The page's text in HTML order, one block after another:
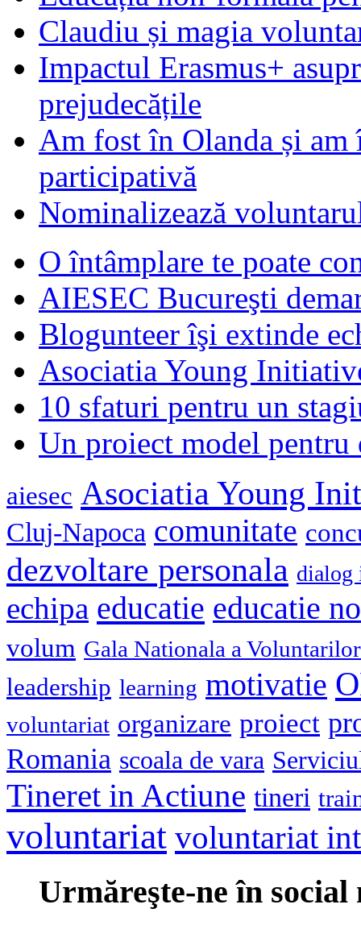
Claudiu și magia
Impactul Erasmus+
prejudecățile
Am fost în Olanda și am
participativă
Nominalizează
O întâmplare te poate
AIESEC Bucureşti
Blogunteer îşi extinde
Asociatia Young
10 sfaturi pentru un
Un proiect model
aiesec Asociatia Young
Cluj-Napoca comunitate
dezvoltare personala dialog
echipa educatie educatie
volum Gala Nationala a Voluntarilor
leadership learning motivatie
voluntariat organizare proiect
Romania scoala de vara
Tineret in Actiune tineri
voluntariat voluntariat
Urmăreşte-ne în social